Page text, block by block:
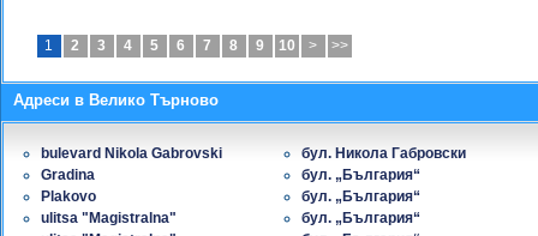
1 2 3 4 5 6 7 8 9 10 > >>
Адреси в Велико Търново
bulevard Nikola Gabrovski
Gradina
Plakovo
ulitsa "Magistralna"
бул. Никола Габровски
бул. „България“
бул. „България“
бул. „България“